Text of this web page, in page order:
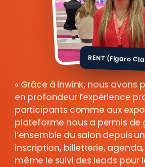
RENT (Figaro
Grâce à inwink, nous avons
en profondeur l’expérience
participants comme aux
plateforme nous a permis de
l’ensemble du salon depuis
inscription, billetterie,
même le suivi des leads pour